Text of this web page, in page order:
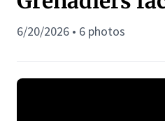
6/20/2026 • 6 photos